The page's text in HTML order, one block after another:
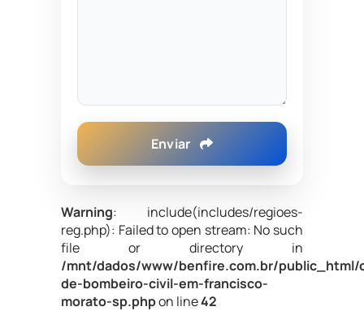
Enviar
Warning: include(includes/regioes-
reg.php): Failed to open stream: No such
file or directory in
/mnt/dados/www/benfire.com.br/public_html/
de-bombeiro-civil-em-francisco-
morato-sp.phpon line42